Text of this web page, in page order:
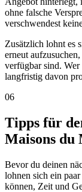
ohne falsche
verschwendest
Zusätzlich lohnt es
erneut
verfügbar sind.
langfristig davon
06
Tipps für
Maisons du
Bevor du deinen
lohnen sich ein
können, Zeit und